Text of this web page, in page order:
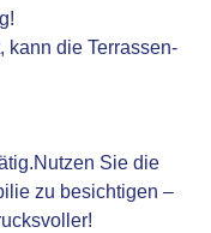
kann die Terrassen-
Sie die
zu besichtigen –